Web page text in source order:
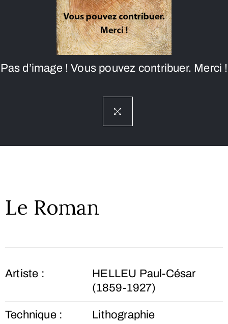
Pas d’image ! Vous pouvez contribuer. Merci !
Le Roman
Artiste :
HELLEU Paul-César
(1859-1927)
Technique : Lithographie